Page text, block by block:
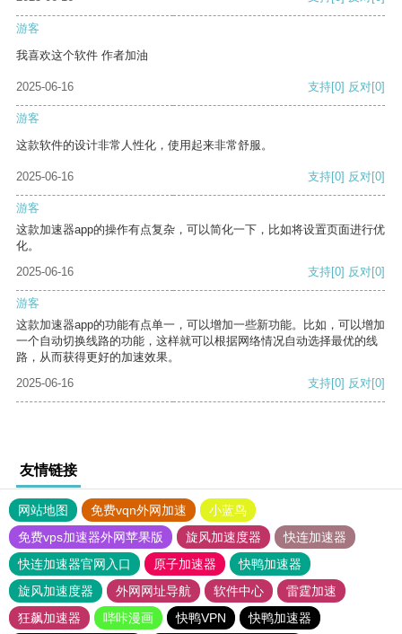
游客
我喜欢这个软件 作者加油
2025-06-16 支持[0] 反对[0]
游客
这款软件的设计非常人性化，使用起来非常舒服。
2025-06-16 支持[0] 反对[0]
游客
这款加速器app的操作有点复杂，可以简化一下，比如将设置页面进行优
化。
2025-06-16
支持[0] 反对[0]
游客
这款加速器app的功能有点单一，可以增加一些新功能。比如，可以增加
一个自动切换线路的功能，这样就可以根据网络情况自动选择最优的线
路，从而获得更好的加速效果。
2025-06-16
支持[0] 反对[0]
友情链接
网站地图 免费vqn外网加速
小蓝鸟
免费vps加速器外网苹果版
旋风加速度器
快连加速器
快连加速器官网入口
原子加速器
快鸭加速器
旋风加速度器
外网网址导航 软件中心
雷霆加速
狂飙加速器
哔咔漫画 快鸭VPN 快鸭加速器